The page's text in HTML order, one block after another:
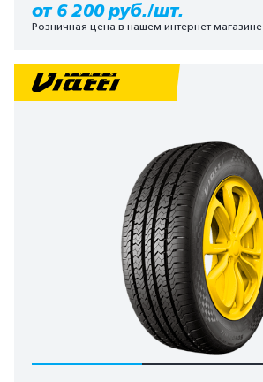
от 6 200 руб./шт.
Розничная цена в нашем интернет-магазине